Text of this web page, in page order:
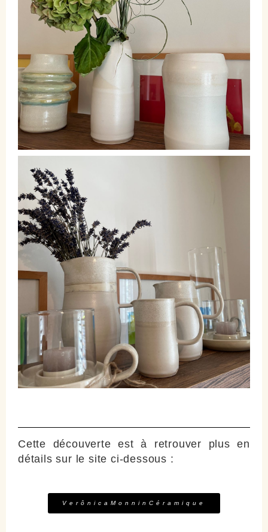
Cette découverte est à retrouver plus en
détails sur le site ci-dessous :
VerônicaMonninCéramique